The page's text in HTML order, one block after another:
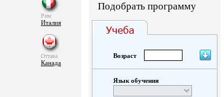
Рим
Италия
Оттава
Канада
Подобрать программу
Возраст
Язык обучения